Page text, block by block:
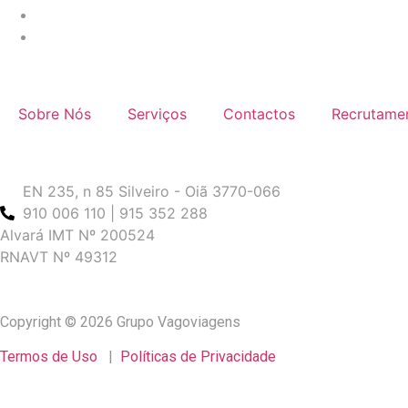
Sobre Nós
Serviços Contactos
EN 235, n 85 Silveiro - Oiã 3770-066
910 006 110 | 915 352 288
Alvará IMT Nº 200524
RNAVT Nº 49312
Copyright © 2026 Grupo Vagoviagens
Termos de Uso Políticas de Privacidade